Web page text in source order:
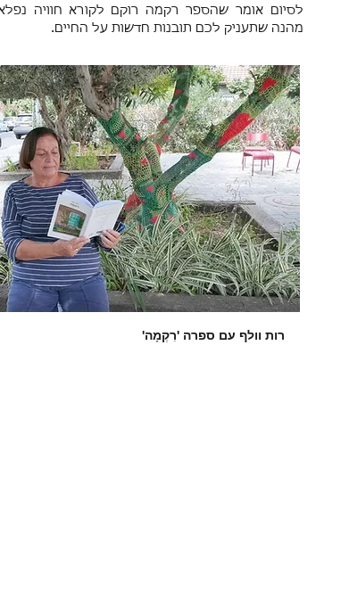
לסיום אומר שהספר רקמה רוקם לקורא חוויה
מהנה שתעניק לכם תובנות חדשות על החיים.
רות וולף עם ספרה 'רִקְמָה'